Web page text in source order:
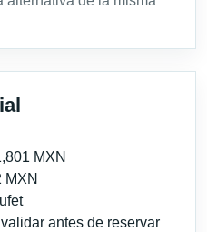
MXN
MXN
antes de reservar